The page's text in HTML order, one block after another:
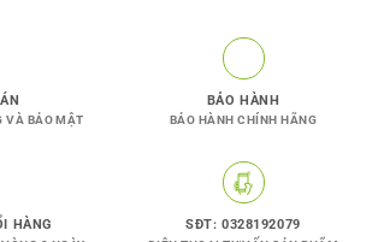
VÀ BẢO MẬT
BẢO HÀNH
BẢO HÀNH CHÍNH HÃNG
HÀNG SĐT: 0328192079